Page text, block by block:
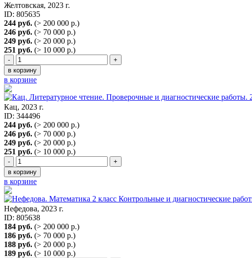
Желтовская, 2023 г.
ID: 805635
244 руб. (> 200 000 р.)
246 руб. (> 70 000 р.)
249 руб. (> 20 000 р.)
251 руб. (> 10 000 р.)
-
+
в корзину
в корзине
Кац, 2023 г.
ID: 344496
244 руб. (> 200 000 р.)
246 руб. (> 70 000 р.)
249 руб. (> 20 000 р.)
251 руб. (> 10 000 р.)
-
+
в корзину
в корзине
Нефедова, 2023 г.
ID: 805638
184 руб. (> 200 000 р.)
186 руб. (> 70 000 р.)
188 руб. (> 20 000 р.)
189 руб. (> 10 000 р.)